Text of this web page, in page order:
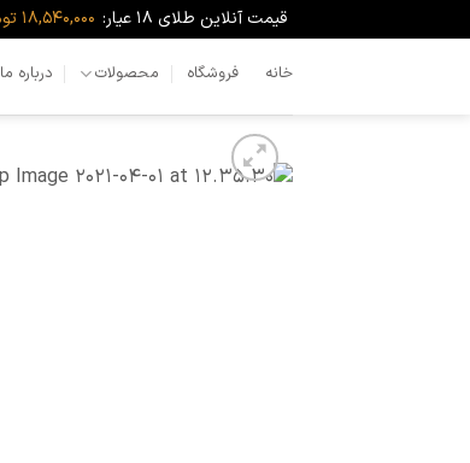
to
قیمت آنلاین طلای ۱۸ عیار: 18,540,000 تومان
خانه فروشگاه محصولات درباره ما